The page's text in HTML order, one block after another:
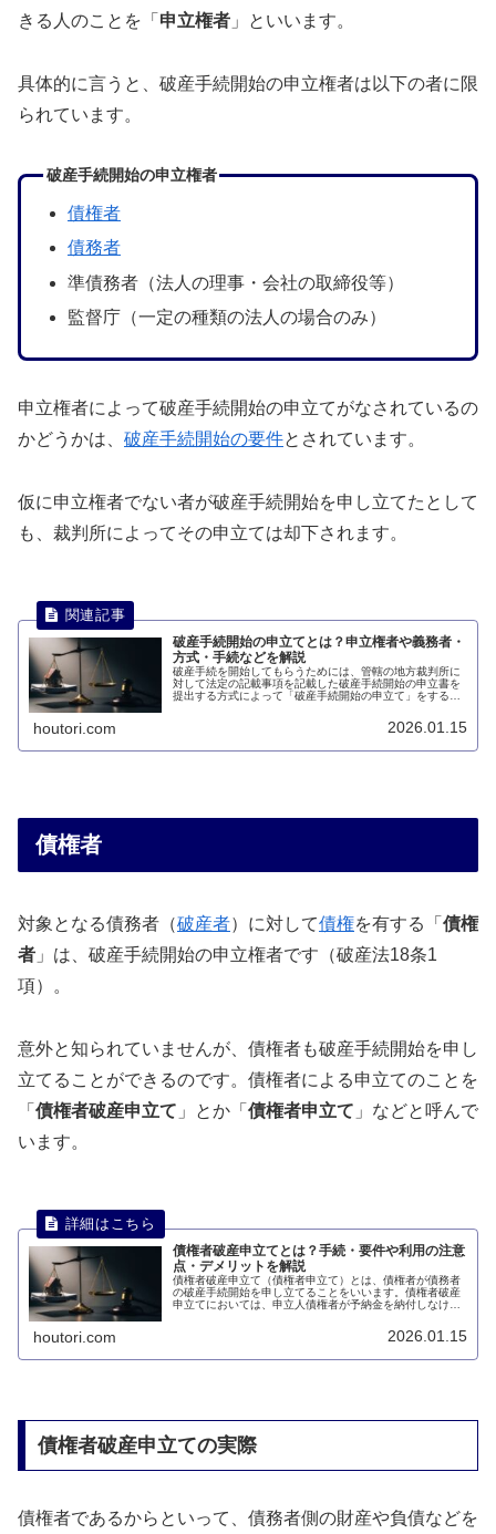
きる人のことを「 申立権者 」といいます。
具体的に言うと、破産手続開始の申立権者は以下の者に限
られています。
破産手続開始の申立権者
債権者
債務者
準債務者（法人の理事・会社の取締役等）
監督庁（一定の種類の法人の場合のみ）
申立権者によって破産手続開始の申立てがなされているの
かどうかは、 破産手続開始の要件とされています。
仮に申立権者でない者が破産手続開始を申し立てたとして
も、裁判所によってその申立ては却下されます。
破産手続開始の申立てとは？申立権者や義務者・
方式・手続などを解説
破産手続を開始してもらうためには、管轄の地方裁判所に
対して法定の記載事項を記載した破産手続開始の申立書を
提出する方式によって「破産手続開始の申立て」をする必
houtori.com 2026.01.15
債権者
対象となる債務者（破産者）に対して債権を有する「 債権
者 」は、破産手続開始の申立権者です（破産法18条1
項）。
意外と知られていませんが、債権者も破産手続開始を申し
立てることができるのです。債権者による申立てのことを
「 債権者破産申立て 」とか「 債権者申立て 」などと呼んで
います。
債権者破産申立てとは？手続・要件や利用の注意
点・デメリットを解説
債権者破産申立て（債権者申立て）とは、債権者が債務者
の破産手続開始を申し立てることをいいます。債権者破産
申立てにおいては、申立人債権者が予納金を納付しなけれ
houtori.com 2026.01.15
債権者破産申立ての実際
債権者であるからといって、債務者側の財産や負債などを